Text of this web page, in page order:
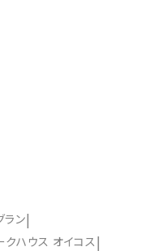
ラン
クハウス オイコス